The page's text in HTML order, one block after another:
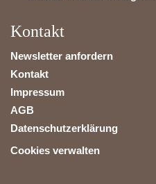
Kontakt
Newsletter anfordern
Kontakt
Impressum
AGB
Datenschutzerklärung
Cookies verwalten